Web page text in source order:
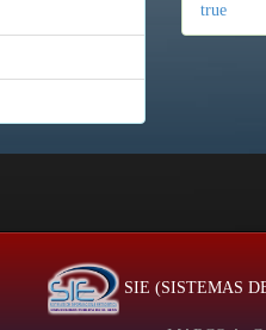
true
SIE (SISTEMAS